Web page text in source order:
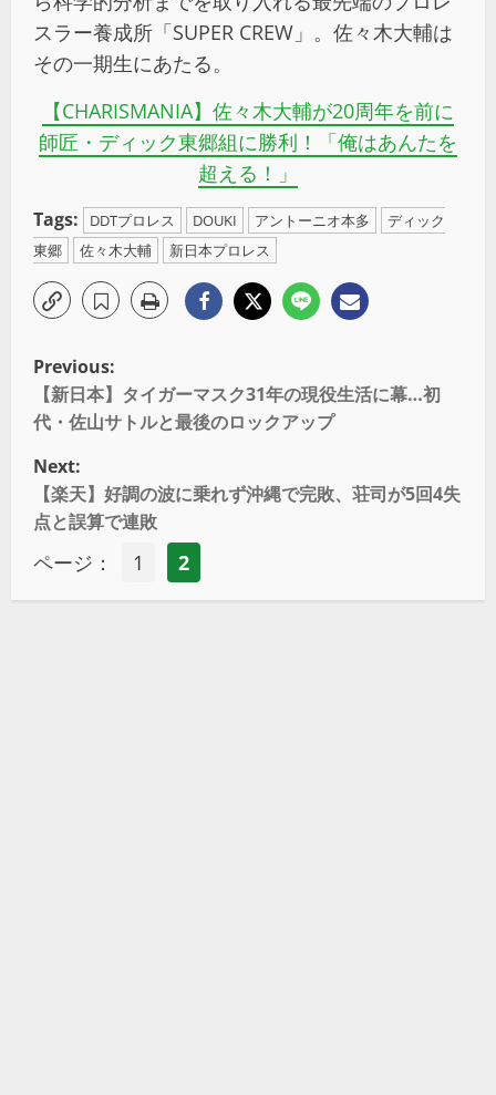
スラー養成所「SUPER CREW」。佐々木大輔は
その一期生にあたる。
【CHARISMANIA】佐々木大輔が20周年を前に
師匠・ディック東郷組に勝利！「俺はあんたを
超える！」
Tags: DDTプロレス DOUKI アントーニオ本多
ディック
東郷
佐々木大輔 新日本プロレス
Previous:
【新日本】タイガーマスク31年の現役生活に幕…初
代・佐山サトルと最後のロックアップ
Next:
【楽天】好調の波に乗れず沖縄で完敗、荘司が5回4失
点と誤算で連敗
ページ： 1 2